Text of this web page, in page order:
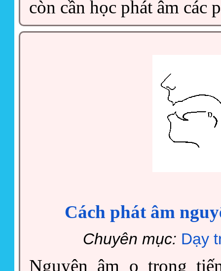
còn cần học phát âm các
Cách phát âm
Chuyên mục: Dạy
Nguyên âm o trong